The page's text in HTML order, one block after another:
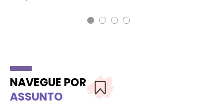
NAVEGUE POR
ASSUNTO